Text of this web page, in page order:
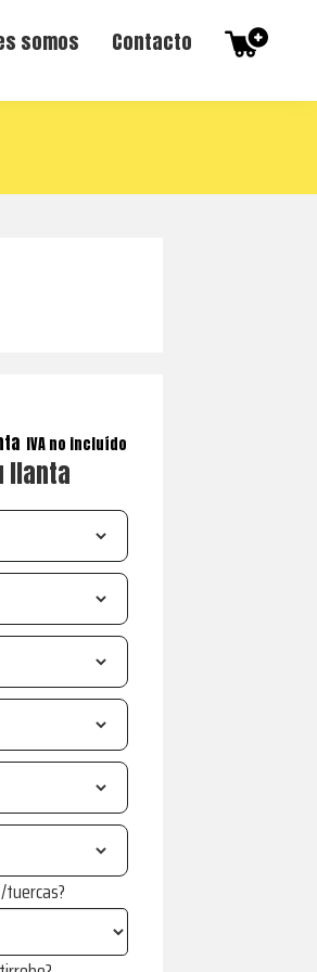
somos Contacto
IVA no incluído
llanta